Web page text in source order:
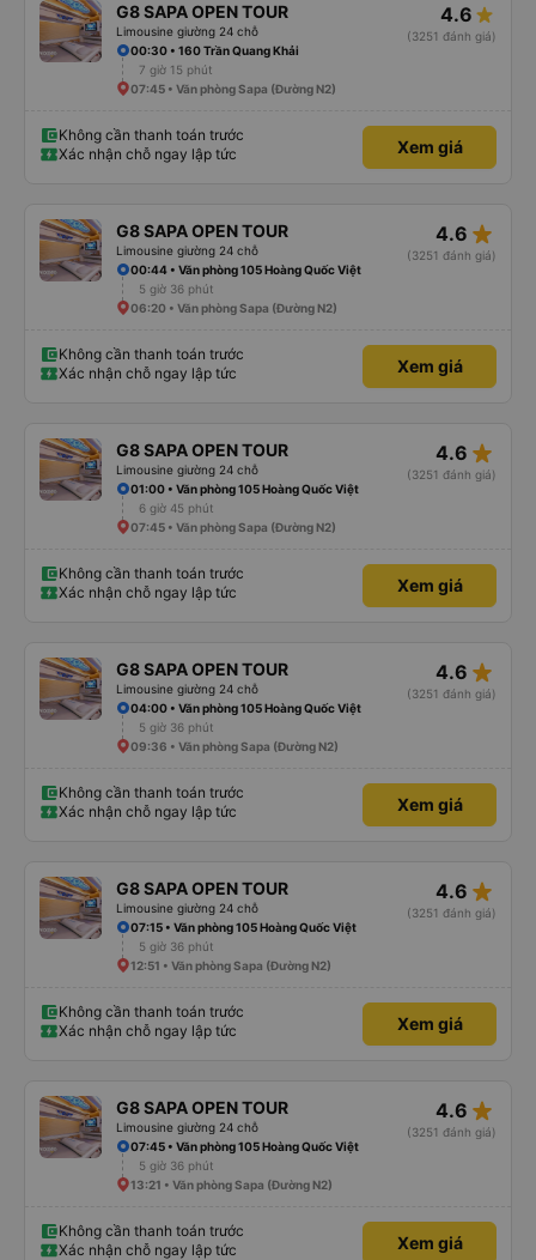
G8 SAPA OPEN TOUR
Limousine giường 24 chỗ
4.6
(3251 đánh giá)
00:30 • 160 Trần Quang Khải
7 giờ 15 phút
07:45 • Văn phòng Sapa (Đường N2)
Không cần thanh toán trước
Xác nhận chỗ ngay lập tức
Xem giá
G8 SAPA OPEN TOUR
Limousine giường 24 chỗ
4.6 star_rate
(3251 đánh giá)
00:44 • Văn phòng 105 Hoàng Quốc Việt
5 giờ 36 phút
06:20 • Văn phòng Sapa (Đường N2)
Không cần thanh toán trước
Xác nhận chỗ ngay lập tức
Xem giá
G8 SAPA OPEN TOUR
Limousine giường 24 chỗ
4.6 star_rate
(3251 đánh giá)
01:00 • Văn phòng 105 Hoàng Quốc Việt
6 giờ 45 phút
07:45 • Văn phòng Sapa (Đường N2)
Không cần thanh toán trước
Xác nhận chỗ ngay lập tức
Xem giá
G8 SAPA OPEN TOUR
Limousine giường 24 chỗ
4.6 star_rate
(3251 đánh giá)
04:00 • Văn phòng 105 Hoàng Quốc Việt
5 giờ 36 phút
09:36 • Văn phòng Sapa (Đường N2)
Không cần thanh toán trước
Xác nhận chỗ ngay lập tức
Xem giá
G8 SAPA OPEN TOUR
Limousine giường 24 chỗ
4.6 star_rate
(3251 đánh giá)
07:15 • Văn phòng 105 Hoàng Quốc Việt
5 giờ 36 phút
12:51 • Văn phòng Sapa (Đường N2)
Không cần thanh toán trước
Xác nhận chỗ ngay lập tức
Xem giá
G8 SAPA OPEN TOUR
Limousine giường 24 chỗ
4.6 star_rate
(3251 đánh giá)
07:45 • Văn phòng 105 Hoàng Quốc Việt
5 giờ 36 phút
13:21 • Văn phòng Sapa (Đường N2)
Không cần thanh toán trước
Xác nhận chỗ ngay lập tức
Xem giá